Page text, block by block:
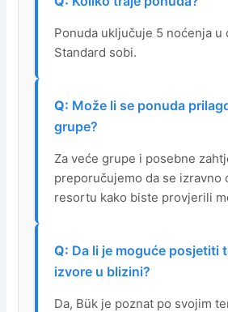
Ponuda uključuje 5 noćenja u
Standard sobi.
Može li se ponuda
grupe?
Za veće grupe i posebne
preporučujemo da se izravno
resortu kako biste provjerili
Da li je moguće posjetiti
izvore u blizini?
Da, Bük je poznat po svojim